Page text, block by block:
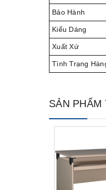
Bảo Hành
Kiểu Dáng
Xuất Xứ
Tình Trạng
SẢN